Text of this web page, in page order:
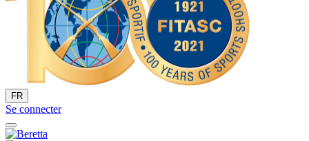
FR
Se connecter